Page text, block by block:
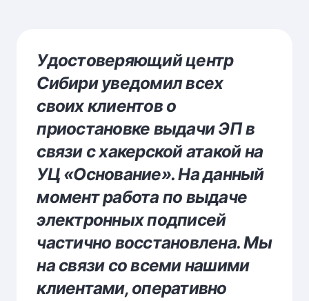
Удостоверяющий центр
Сибири уведомил всех
своих клиентов о
приостановке выдачи ЭП в
связи с хакерской атакой на
УЦ «Основание». На данный
момент работа по выдаче
электронных подписей
частично восстановлена. Мы
на связи со всеми нашими
клиентами, оперативно